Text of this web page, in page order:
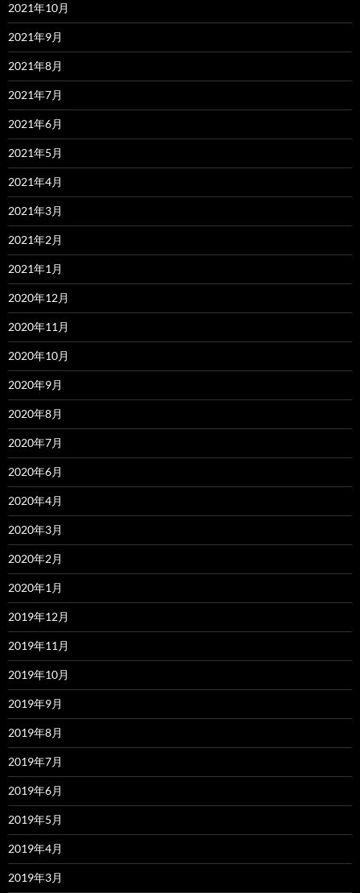
2021年10月
2021年9月
2021年8月
2021年7月
2021年6月
2021年5月
2021年4月
2021年3月
2021年2月
2021年1月
2020年12月
2020年11月
2020年10月
2020年9月
2020年8月
2020年7月
2020年6月
2020年4月
2020年3月
2020年2月
2020年1月
2019年12月
2019年11月
2019年10月
2019年9月
2019年8月
2019年7月
2019年6月
2019年5月
2019年4月
2019年3月